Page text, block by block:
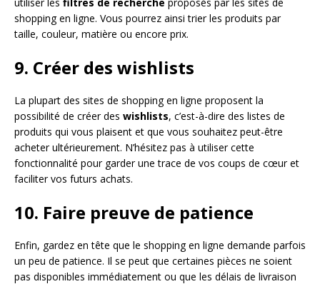
shopping en ligne. Vous pourrez ainsi trier les produits par
taille, couleur, matière ou encore prix.
9. Créer des wishlists
La plupart des sites de shopping en ligne proposent la
possibilité de créer des wishlists, c’est-à-dire des listes de
produits qui vous plaisent et que vous souhaitez peut-être
acheter ultérieurement. N’hésitez pas à utiliser cette
fonctionnalité pour garder une trace de vos coups de cœur et
faciliter vos futurs achats.
10. Faire preuve de patience
Enfin, gardez en tête que le shopping en ligne demande parfois
un peu de patience. Il se peut que certaines pièces ne soient
pas disponibles immédiatement ou que les délais de livraison